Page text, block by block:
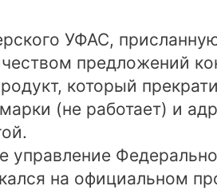
УФАС,
предложений
который
(не работает) и
управление
на официальном